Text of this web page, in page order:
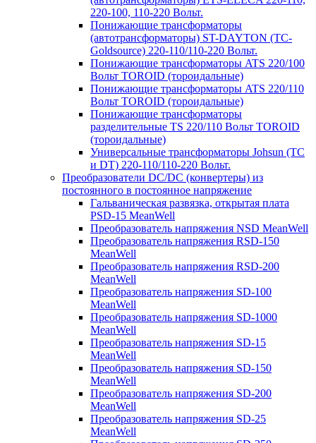
220-100, 110-220 Вольт.
Понижающие трансформаторы
(автотрансформаторы) ST-DAYTON (TC-
Goldsource) 220-110/110-220 Вольт.
Понижающие трансформаторы ATS 220/100
Вольт TOROID (тороидальные)
Понижающие трансформаторы ATS 220/110
Вольт TOROID (тороидальные)
Понижающие трансформаторы
разделительные TS 220/110 Вольт TOROID
(тороидальные)
Универсальные трансформаторы Johsun (TС
и DT) 220-110/110-220 Вольт.
Преобразователи DC/DC (конвертеры) из
постоянного в постоянное напряжение
Гальваническая развязка, открытая плата
PSD-15 MeanWell
Преобразователь напряжения NSD MeanWell
Преобразователь напряжения RSD-150
MeanWell
Преобразователь напряжения RSD-200
MeanWell
Преобразователь напряжения SD-100
MeanWell
Преобразователь напряжения SD-1000
MeanWell
Преобразователь напряжения SD-15
MeanWell
Преобразователь напряжения SD-150
MeanWell
Преобразователь напряжения SD-200
MeanWell
Преобразователь напряжения SD-25
MeanWell